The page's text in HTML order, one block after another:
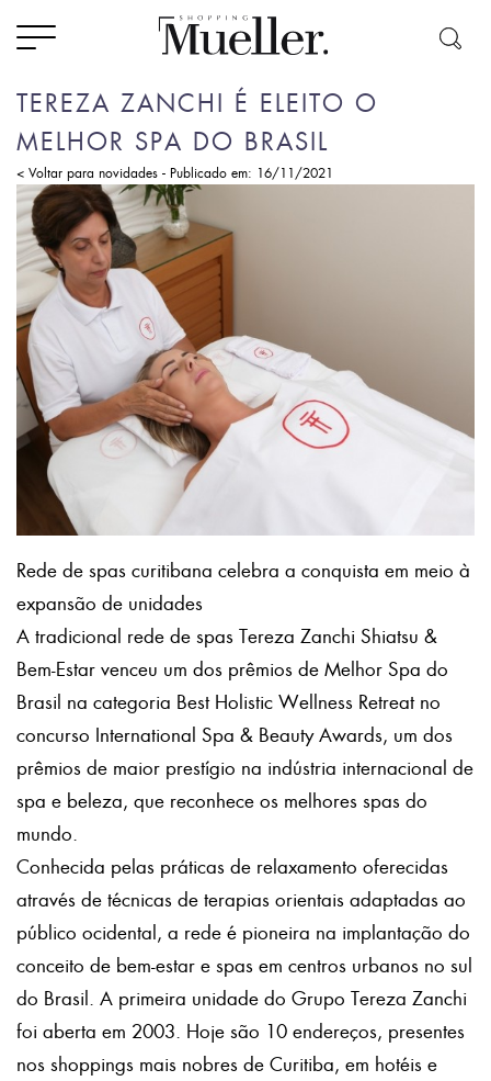
TEREZA ZANCHI É ELEITO O
MELHOR SPA DO BRASIL
< Voltar para novidades - Publicado em: 16/11/2021
Rede de spas curitibana celebra a conquista em meio à
expansão de unidades
A tradicional rede de spas Tereza Zanchi Shiatsu &
Bem-Estar venceu um dos prêmios de Melhor Spa do
Brasil na categoria Best Holistic Wellness Retreat no
concurso International Spa & Beauty Awards, um dos
prêmios de maior prestígio na indústria internacional de
spa e beleza, que reconhece os melhores spas do
mundo.
Conhecida pelas práticas de relaxamento oferecidas
através de técnicas de terapias orientais adaptadas ao
público ocidental, a rede é pioneira na implantação do
conceito de bem-estar e spas em centros urbanos no sul
do Brasil. A primeira unidade do Grupo Tereza Zanchi
foi aberta em 2003. Hoje são 10 endereços, presentes
nos shoppings mais nobres de Curitiba, em hotéis e